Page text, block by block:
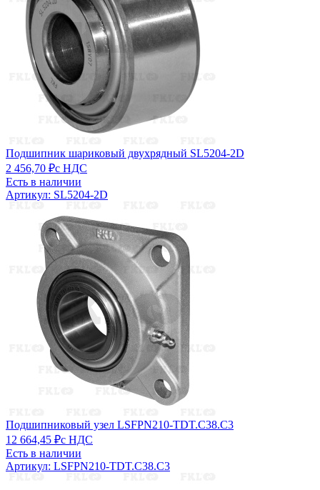
Подшипник шариковый двухрядный SL5204-2D
2 456,70 ₽с НДС
Есть в наличии
Артикул: SL5204-2D
Подшипниковый узел LSFPN210-TDT.C38.C3
12 664,45 ₽с НДС
Есть в наличии
Артикул: LSFPN210-TDT.C38.C3